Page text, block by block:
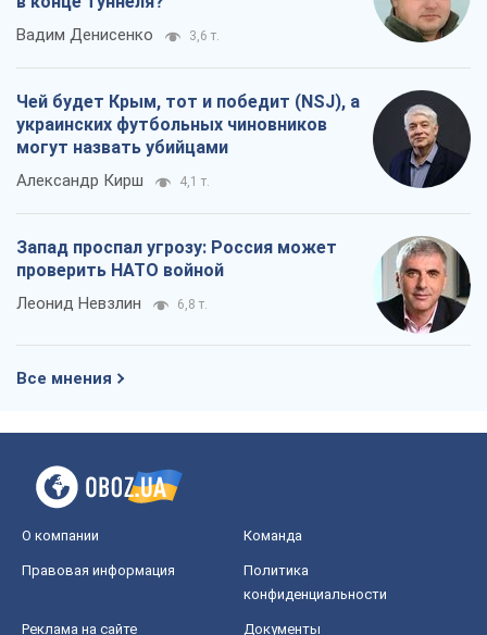
Вадим Денисенко 3,6 т.
Чей будет Крым, тот и победит (NSJ), а
украинских футбольных чиновников
могут назвать убийцами
Александр Кирш 4,1 т.
Запад проспал угрозу: Россия может
проверить НАТО войной
Леонид Невзлин 6,8 т.
Все мнения
О компании Команда
Правовая информация
Политика
конфиденциальности
Реклама на сайте Документы